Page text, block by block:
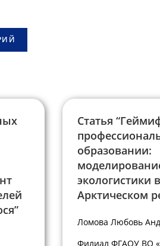
Статья
образовании:
экологистики в
Арктическом
Ломова Любовь
Филиал ФГАОУ ВО